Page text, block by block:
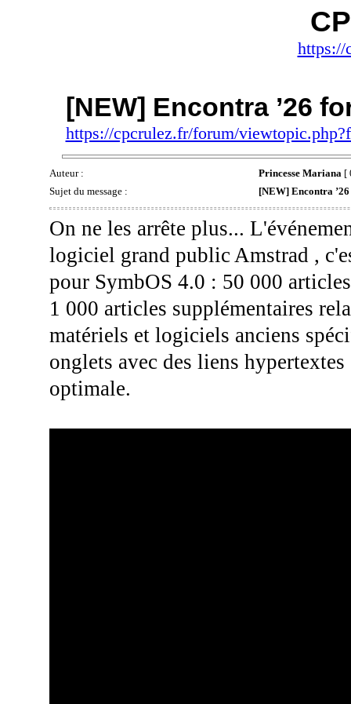
https://
[NEW] Encontra ’26
https://cpcrulez.fr/forum/
Auteur : Princesse Mariana [
Sujet du message :
[NEW] Encontra
On ne les arrête plus...
logiciel grand public Amstrad ,
pour SymbOS 4.0 : 50 000
1 000 articles supplémentaires
matériels et logiciels anciens
onglets avec des liens
optimale.